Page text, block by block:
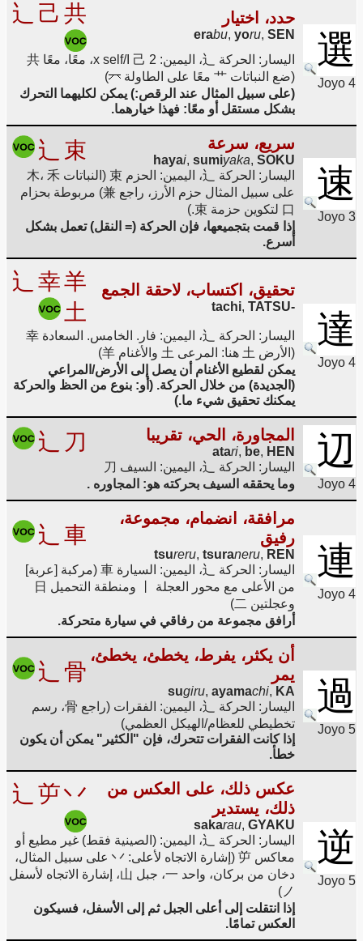
選
Joyo 4
حدد، اختيار
erabu, yoru, SEN
辶 己 共
اليسار: الحركة 辶، اليمين: 2 x self/I 己، معًا، معًا 共
(ضع النباتات 艹 معًا على الطاولة
)
(على سبيل المثال عند الرقص:) يمكن لكليهما التحرك
بشكل مستقل أو معًا: فهذا خيارهما.
速
Joyo 3
سريع، سرعة
hayai, sumiyaka, SOKU
辶 束
اليسار: الحركة 辶، اليمين: الحزم 束 (النباتات 木، 禾
على سبيل المثال حزم الأرز، راجع 兼) مربوطة بحزام
口 لتكوين حزمة 束.)
إذا قمت بتجميعها، فإن الحركة (= النقل) تعمل بشكل
أسرع.
達
Joyo 4
تحقيق، اكتساب، لاحقة الجمع
-tachi
, TATSU
辶 幸羊
土
اليسار: الحركة 辶، اليمين: فار. الخامس. السعادة 幸
(الأرض 土 هنا: المرعى 土 والأغنام 羊)
يمكن لقطيع الأغنام أن يصل إلى الأرض/المراعي
(الجديدة) من خلال الحركة. (أو: بنوع من الحظ والحركة
يمكنك تحقيق شيء ما.)
辺
Joyo 4
المجاورة، الحي، تقريبا
atari, be, HEN
辶 刀
اليسار: الحركة 辶، اليمين: السيف 刀
وما يحققه السيف بحركته هو: المجاوره .
連
Joyo 4
مرافقة، انضمام، مجموعة،
رفيق
tsureru, tsuraneru, REN
辶 車
اليسار: الحركة 辶، اليمين: السيارة 車 (مركبة [عربة]
من الأعلى مع محور العجلة 丨 ومنطقة التحميل 日
وعجلتين 二)
أرافق مجموعة من رفاقي في سيارة متحركة.
過
Joyo 5
أن يكثر، يفرط، يخطئ، يخطئ،
يمر
sugiru, ayamachi, KA
辶 骨
اليسار: الحركة 辶، اليمين: الفقرات (راجع 骨، رسم
تخطيطي للعظام/الهيكل العظمي)
إذا كانت الفقرات تتحرك، فإن "الكثير" يمكن أن يكون
خطأ.
逆
Joyo 5
عكس ذلك، على العكس من
ذلك، يستدير
sakarau, GYAKU
辶 屰丷
اليسار: الحركة 辶، اليمين: (الصينية فقط) غير مطيع أو
معاكس 屰 (إشارة الاتجاه لأعلى: 丷 على سبيل المثال،
دخان من بركان، واحد 一، جبل 山، إشارة الاتجاه لأسفل
ノ)
إذا انتقلت إلى أعلى الجبل ثم إلى الأسفل، فسيكون
العكس تمامًا.